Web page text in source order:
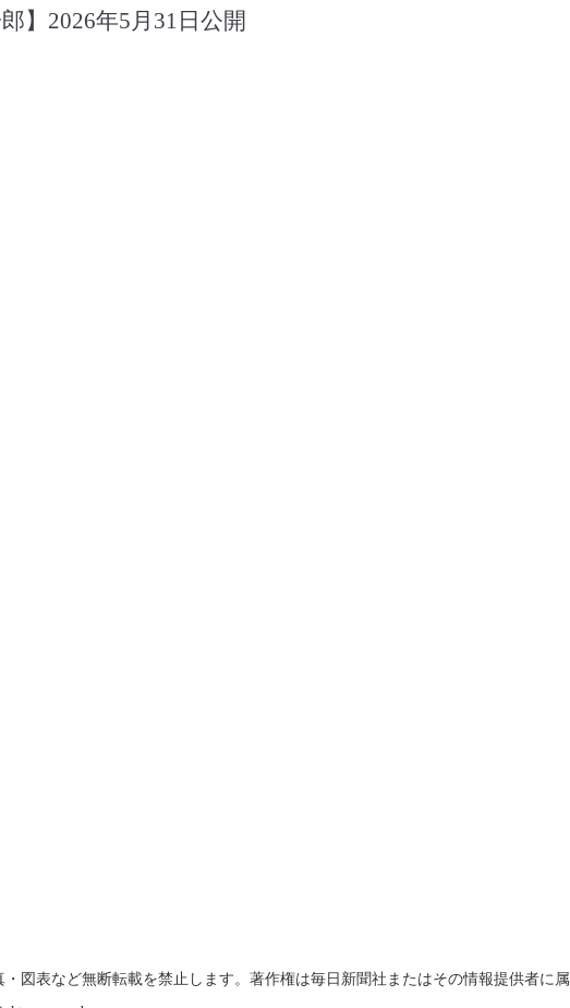
】2026年5月31日公開
図表など無断転載を禁止します。著作権は毎日新聞社またはその情報提供者に属